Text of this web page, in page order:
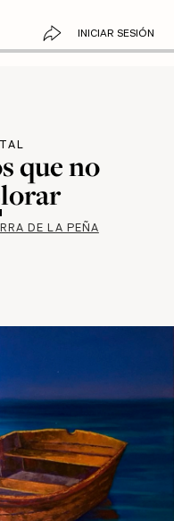
INICIAR SESIÓN
que no
DE LA PEÑA